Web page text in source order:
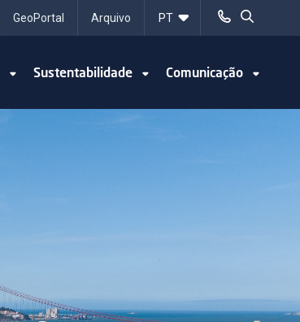
GeoPortal Arquivo
Sustentabilidade Comunicação